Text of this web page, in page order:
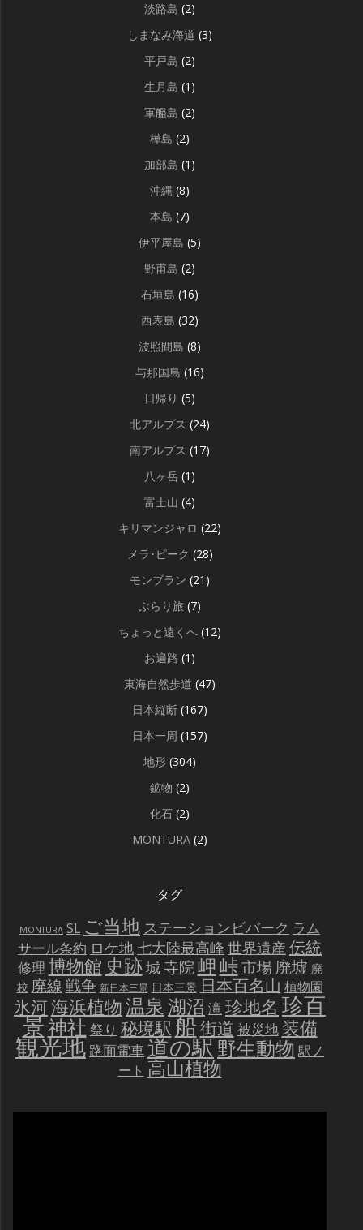
淡路島 (2)
しまなみ海道 (3)
平戸島 (2)
生月島 (1)
軍艦島 (2)
樺島 (2)
加部島 (1)
沖縄 (8)
本島 (7)
伊平屋島 (5)
野甫島 (2)
石垣島 (16)
西表島 (32)
波照間島 (8)
与那国島 (16)
日帰り (5)
北アルプス (24)
南アルプス (17)
八ヶ岳 (1)
富士山 (4)
キリマンジャロ (22)
メラ･ピーク (28)
モンブラン (21)
ぶらり旅 (7)
ちょっと遠くへ (12)
お遍路 (1)
東海自然歩道 (47)
日本縦断 (167)
日本一周 (157)
地形 (304)
鉱物 (2)
化石 (2)
MONTURA (2)
タグ
MONTURA SL ご当地 ステーションビバーク ラム
サール条約 ロケ地七大陸最高峰 世界遺産 伝統
修理 博物館 史跡城寺院岬峠市場 廃墟 廃
校 廃線戦争 新日本三景 日本三景 日本百名山 植物園
氷河海浜植物温泉湖沼 滝珍地名 珍百
景神社 祭り 秘境駅船街道 被災地 装備
観光地 路面電車道の駅野生動物 駅ノ
ート 高山植物